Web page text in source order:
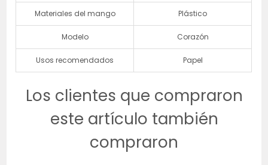
Materiales del mango Plástico
Modelo Corazón
Usos recomendados Papel
Los clientes que compraron
este artículo también
compraron